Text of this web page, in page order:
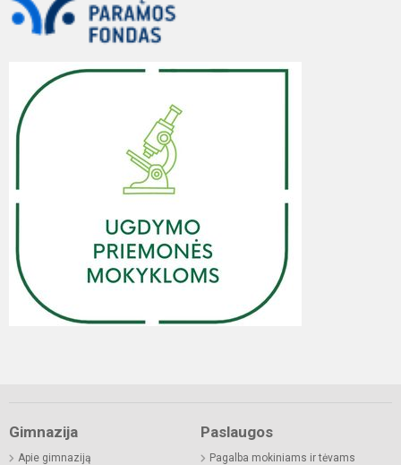
Gimnazija
Apie gimnaziją
Paslaugos
Pagalba mokiniams ir tėvams